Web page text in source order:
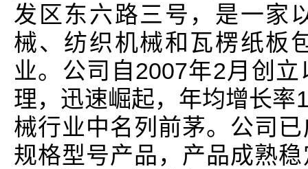
发区东六路三号，是一家
械、纺织机械和瓦楞纸板
业。公司自2007年2月创
理，迅速崛起，年均增长率
械行业中名列前茅。公司
规格型号产品，产品成熟